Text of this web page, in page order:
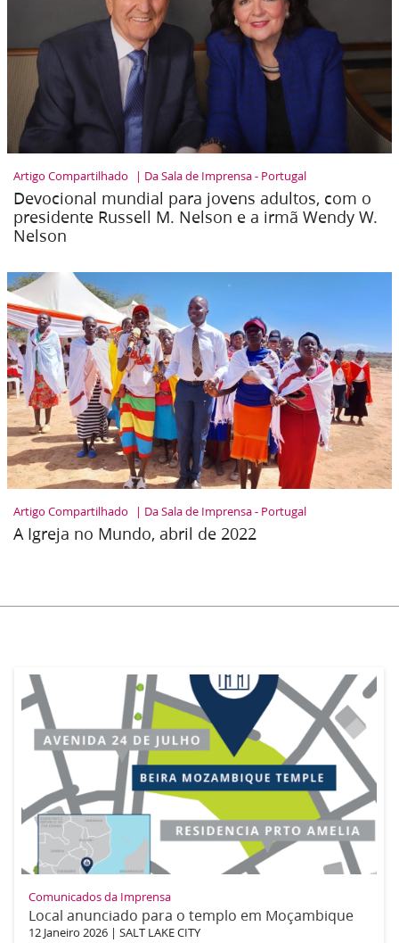
Artigo Compartilhado Da Sala de Imprensa - Portugal
Devocional mundial para jovens adultos, com o
presidente Russell M. Nelson e a irmã Wendy W.
Nelson
Artigo Compartilhado Da Sala de Imprensa - Portugal
A Igreja no Mundo, abril de 2022
Comunicados da Imprensa
Local anunciado para o templo em Moçambique
12 Janeiro 2026 | SALT LAKE CITY